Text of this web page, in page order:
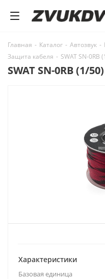
Главная - Каталог - Автозвук -
Защита кабеля - SWAT SN-0RB
SWAT SN-0RB (1/50)
Характеристики
Базовая единица